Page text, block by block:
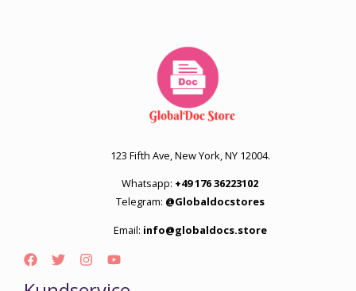
123 Fifth Ave, New York, NY 12004.
Whatsapp: +49 176 36223102
Telegram: @Globaldocstores
Email: info@globaldocs.store